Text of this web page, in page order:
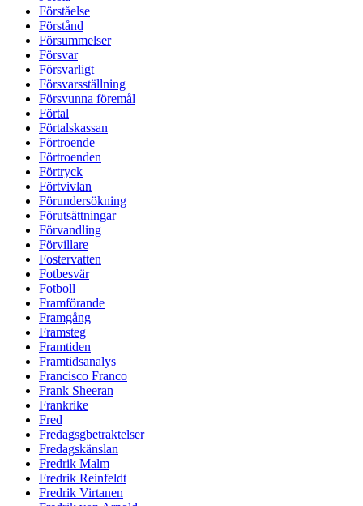
Förståelse
Förstånd
Försummelser
Försvar
Försvarligt
Försvarsställning
Försvunna föremål
Förtal
Förtalskassan
Förtroende
Förtroenden
Förtryck
Förtvivlan
Förundersökning
Förutsättningar
Förvandling
Förvillare
Fostervatten
Fotbesvär
Fotboll
Framförande
Framgång
Framsteg
Framtiden
Framtidsanalys
Francisco Franco
Frank Sheeran
Frankrike
Fred
Fredagsgbetraktelser
Fredagskänslan
Fredrik Malm
Fredrik Reinfeldt
Fredrik Virtanen